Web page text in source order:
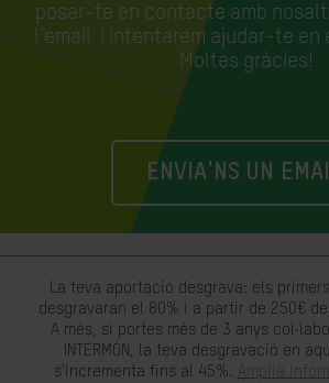
posar-te en contacte amb
l'email i intentarem ajudar-te en
Moltes gràcies!
ENVIA'NS UN
La teva aportació desgrava: els
desgravaran el 80% i a partir de 250€
A més, si portes més de 3 anys
INTERMÓN, la teva desgravació en
s'incrementa fins al 45%. Amplia